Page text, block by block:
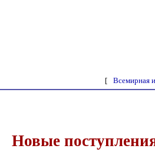
[ Всемирная
Новые